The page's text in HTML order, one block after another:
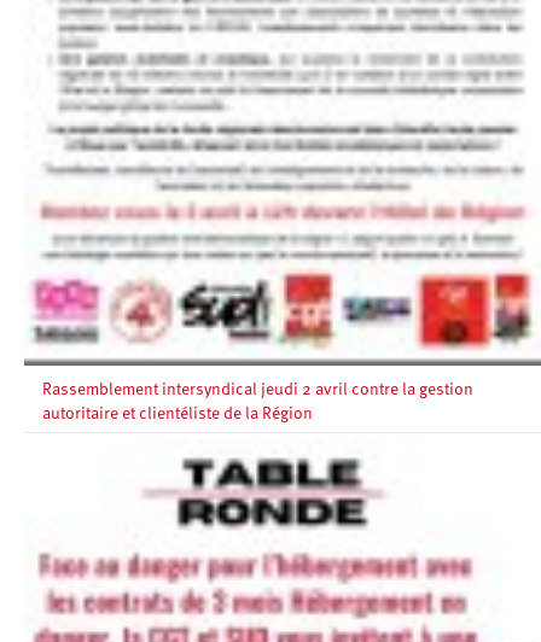
Rassemblement intersyndical jeudi 2 avril contre la gestion
autoritaire et clientéliste de la Région